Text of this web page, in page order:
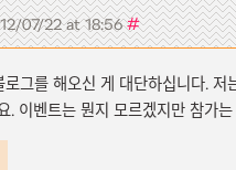
07/22 at 18:56#
로그를 해오신 게 대단하십니다.
. 이벤트는 뭔지 모르겠지만 참가